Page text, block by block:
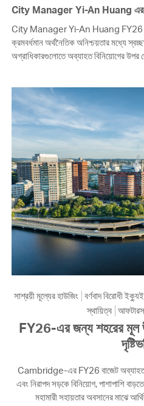
City Manager Yi-An Huang এর
City Manager Yi-An Huang FY26
ক্রমবর্ধমান অর্থনৈতিক অনিশ্চয়তার মধ্যে
অগ্রাধিকারগুলোতে অব্যাহত বিনিয়োগের উপর
সাশ্রয়ী মূল্যের হাউজিং বর্ণবাদ বিরোধী
স্থায়িত্ব
FY26-এর জন্য শহরের মূল
Cambridge-এর FY26 বাজেট অব্যাহত
এবং নিরাপদ সড়কে বিনিয়োগ, পাশাপাশি
মহামারী সহায়তার অবসানের মাঝে